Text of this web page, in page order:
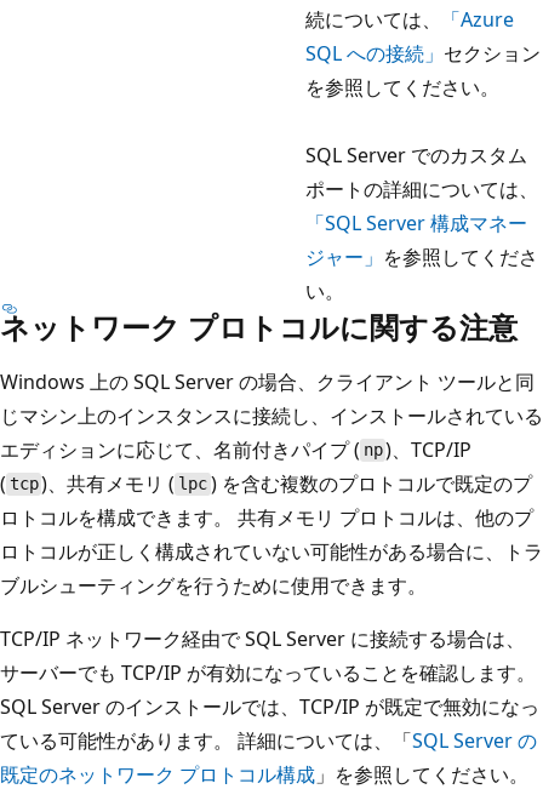
続については、
「Azure
SQL への接続」 セクション
を参照してください。
SQL Server でのカスタム
ポートの詳細については、
「SQL Server 構成マネー
ジャー」 を参照してくださ
い。
ネットワーク プロトコルに関する注意
Windows 上の SQL Server の場合、クライアント ツールと同
じマシン上のインスタンスに接続し、インストールされている
エディションに応じて、名前付きパイプ ( np)、TCP/IP
( tcp)、共有メモリ ( lpc) を含む複数のプロトコルで既定のプ
ロトコルを構成できます。 共有メモリ プロトコルは、他のプ
ロトコルが正しく構成されていない可能性がある場合に、トラ
ブルシューティングを行うために使用できます。
TCP/IP ネットワーク経由で SQL Server に接続する場合は、
サーバーでも TCP/IP が有効になっていることを確認します。
SQL Server のインストールでは、TCP/IP が既定で無効になっ
ている可能性があります。 詳細については、「SQL Server の
既定のネットワーク プロトコル構成 」を参照してください。